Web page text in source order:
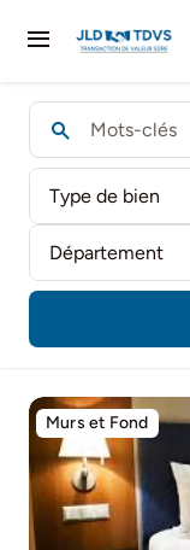
Toggle
Accueil
Nos Affaires
Votre projet
Murs et Fond